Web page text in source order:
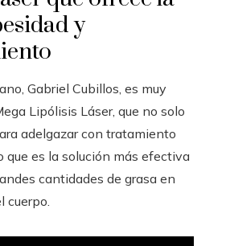
y
Gabriel Cubillos, es muy
Lipólisis Láser, que no solo
adelgazar con tratamiento
que es la solución más efectiva
cantidades de grasa en
cuerpo.